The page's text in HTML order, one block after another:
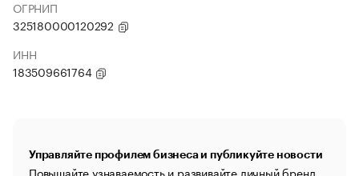
ОГРНИП
325180000120292
ИНН
183509661764
Управляйте профилем бизнеса и публикуйте новости
Повышайте узнаваемость и развивайте личный бренд